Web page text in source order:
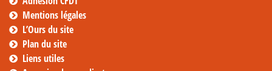
Mentions légales
L’Ours du site
Plan du site
Liens utiles